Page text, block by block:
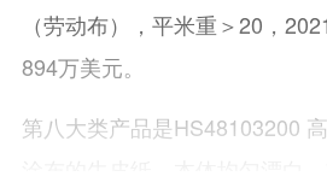
（劳动布），平米重＞20，
894万美元。
第八大类产品是HS48103200